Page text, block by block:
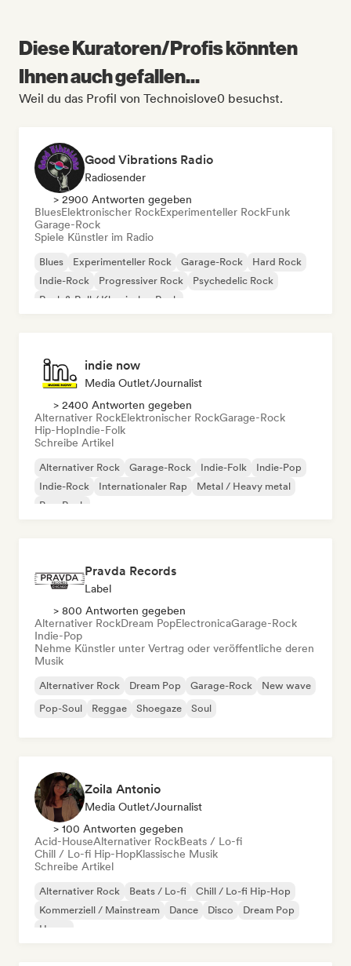
Diese Kuratoren/Profis könnten
Ihnen auch gefallen...
Weil du das Profil von Technoislove0 besuchst.
Good Vibrations Radio
Radiosender
> 2900 Antworten gegeben
BluesElektronischer RockExperimenteller RockFunk
Garage-Rock
Spiele Künstler im Radio
Blues Experimenteller Rock Garage-Rock
Hard Rock
Indie-Rock
Progressiver Rock
Psychedelic Rock
Rock & Roll / Klassischer Rock
indie now
Media Outlet/Journalist
> 2400 Antworten gegeben
Alternativer RockElektronischer RockGarage-Rock
Hip-HopIndie-Folk
Schreibe Artikel
Alternativer Rock Garage-Rock Indie-Folk
Indie-Pop
Indie-Rock
Internationaler Rap
Metal / Heavy metal
Pop-Rock
Pravda Records
Label
> 800 Antworten gegeben
Alternativer RockDream PopElectronicaGarage-Rock
Indie-Pop
Nehme Künstler unter Vertrag oder veröffentliche deren
Musik
Alternativer Rock Dream Pop Garage-Rock
New wave
Pop-Soul
Reggae Shoegaze Soul
Zoila Antonio
Media Outlet/Journalist
> 100 Antworten gegeben
Acid-HouseAlternativer RockBeats / Lo-fi
Chill / Lo-fi Hip-HopKlassische Musik
Schreibe Artikel
Alternativer Rock Beats / Lo-fi
Chill / Lo-fi Hip-Hop
Kommerziell / Mainstream
Dance Disco
Dream Pop
House